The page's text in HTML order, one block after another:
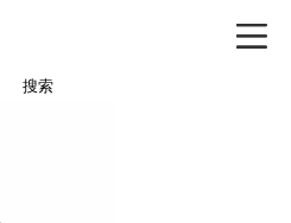
搜索